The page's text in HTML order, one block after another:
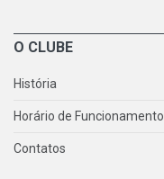
O CLUBE
História
Horário de Funcionamento
Contatos